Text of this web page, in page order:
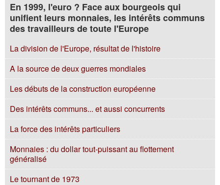
En 1999, l'euro ? Face aux bourgeois qui
unifient leurs monnaies, les intérêts communs
des travailleurs de toute l'Europe
La division de l'Europe, résultat de l'histoire
A la source de deux guerres mondiales
Les débuts de la construction européenne
Des intérêts communs... et aussi concurrents
La force des intérêts particuliers
Monnaies : du dollar tout-puissant au flottement
généralisé
Le tournant de 1973